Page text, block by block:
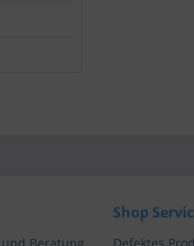
Shop